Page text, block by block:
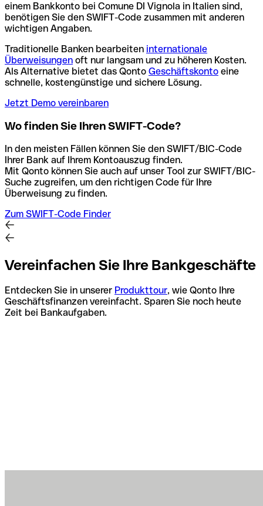
einem Bankkonto bei Comune DI Vignola in Italien sind,
benötigen Sie den SWIFT-Code zusammen mit anderen
wichtigen Angaben.
Traditionelle Banken bearbeiten internationale
Überweisungen oft nur langsam und zu höheren Kosten.
Als Alternative bietet das Qonto Geschäftskonto eine
schnelle, kostengünstige und sichere Lösung.
Jetzt Demo vereinbaren
Wo finden Sie Ihren SWIFT-Code?
In den meisten Fällen können Sie den SWIFT/BIC-Code
Ihrer Bank auf Ihrem Kontoauszug finden.
Mit Qonto können Sie auch auf unser Tool zur SWIFT/BIC-
Suche zugreifen, um den richtigen Code für Ihre
Überweisung zu finden.
Zum SWIFT-Code Finder
Vereinfachen Sie Ihre Bankgeschäfte
Entdecken Sie in unserer Produkttour, wie Qonto Ihre
Geschäftsfinanzen vereinfacht. Sparen Sie noch heute
Zeit bei Bankaufgaben.